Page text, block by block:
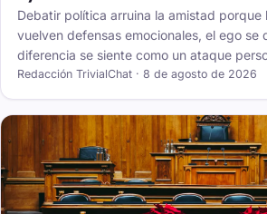
Debatir política arruina la amistad porque
vuelven defensas emocionales, el ego se
diferencia se siente como un ataque
Redacción TrivialChat · 8 de agosto de 2026